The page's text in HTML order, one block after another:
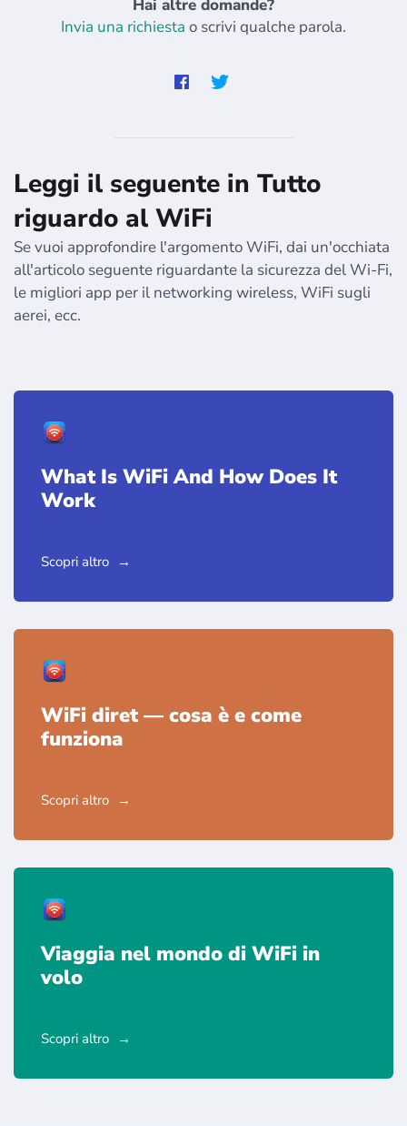
Hai altre domande?
Invia una richiesta o scrivi qualche parola.
Leggi il seguente in Tutto
riguardo al WiFi
Se vuoi approfondire l'argomento WiFi, dai un'occhiata
all'articolo seguente riguardante la sicurezza del Wi-Fi,
le migliori app per il networking wireless, WiFi sugli
aerei, ecc.
What Is WiFi And How Does It
Work
Scopri altro
WiFi diret — cosa è e come
funziona
Scopri altro
Viaggia nel mondo di WiFi in
volo
Scopri altro